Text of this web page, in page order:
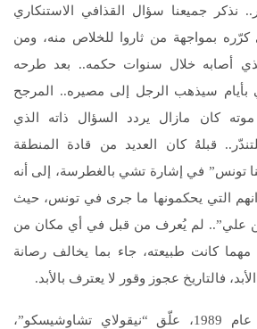
نذكر جميعنا سؤال القذافي الاستنكاري
كرّره بمواجهة من ثاروا للخلاص منه، ومن
أصابه خلال سنوات حكمه.. بعد طرحه
بأيام سيذهب الرجل إلى مصيره.. المرجح
كان مازال يردد السؤال ذاته الذي
قبلهُ كان العديد من قادة المنطقة
تونس” في إشارة تشي بالغطرسة، إلى أنه
التي يحكمونها ما جرى في تونس، حيث
علي”.. لم يُعرف من قبل في أي مكان من
مهما كانت طبيعته، جاء بما يخالف رصانة
فالتاريخ عجوز وقور لا يعترف بالأبد.
في الأيام الأخيرة من عام 1989، علّق “نيقولاي تشاوشيسكو”،